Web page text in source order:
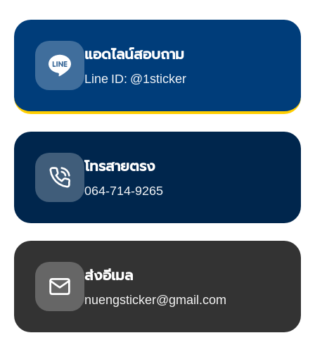
แอดไลน์สอบถาม
Line ID: @1sticker
โทรสายตรง
064-714-9265
ส่งอีเมล
nuengsticker@gmail.com